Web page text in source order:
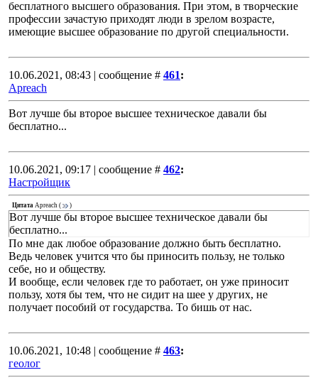
бесплатного высшего образования. При этом, в творческие
профессии зачастую приходят люди в зрелом возрасте,
имеющие высшее образование по другой специальности.
10.06.2021, 08:43 | сообщение # 461:
Apreach
Вот лучше бы второе высшее техническое давали бы
бесплатно...
10.06.2021, 09:17 | сообщение # 462:
Настройщик
Цитата Apreach ( )
Вот лучше бы второе высшее техническое давали бы
бесплатно...
По мне дак любое образование должно быть бесплатно.
Ведь человек учится что бы приносить пользу, не только
себе, но и обществу.
И вообще, если человек где то работает, он уже приносит
пользу, хотя бы тем, что не сидит на шее у других, не
получает пособий от государства. То бишь от нас.
10.06.2021, 10:48 | сообщение # 463:
геолог